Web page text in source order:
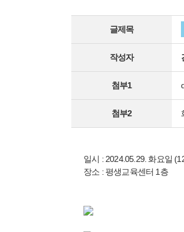
글제목
작성자
첨부1
첨부2
일시 : 2024.05.29. 화요일
장소 : 평생교육센터 1층